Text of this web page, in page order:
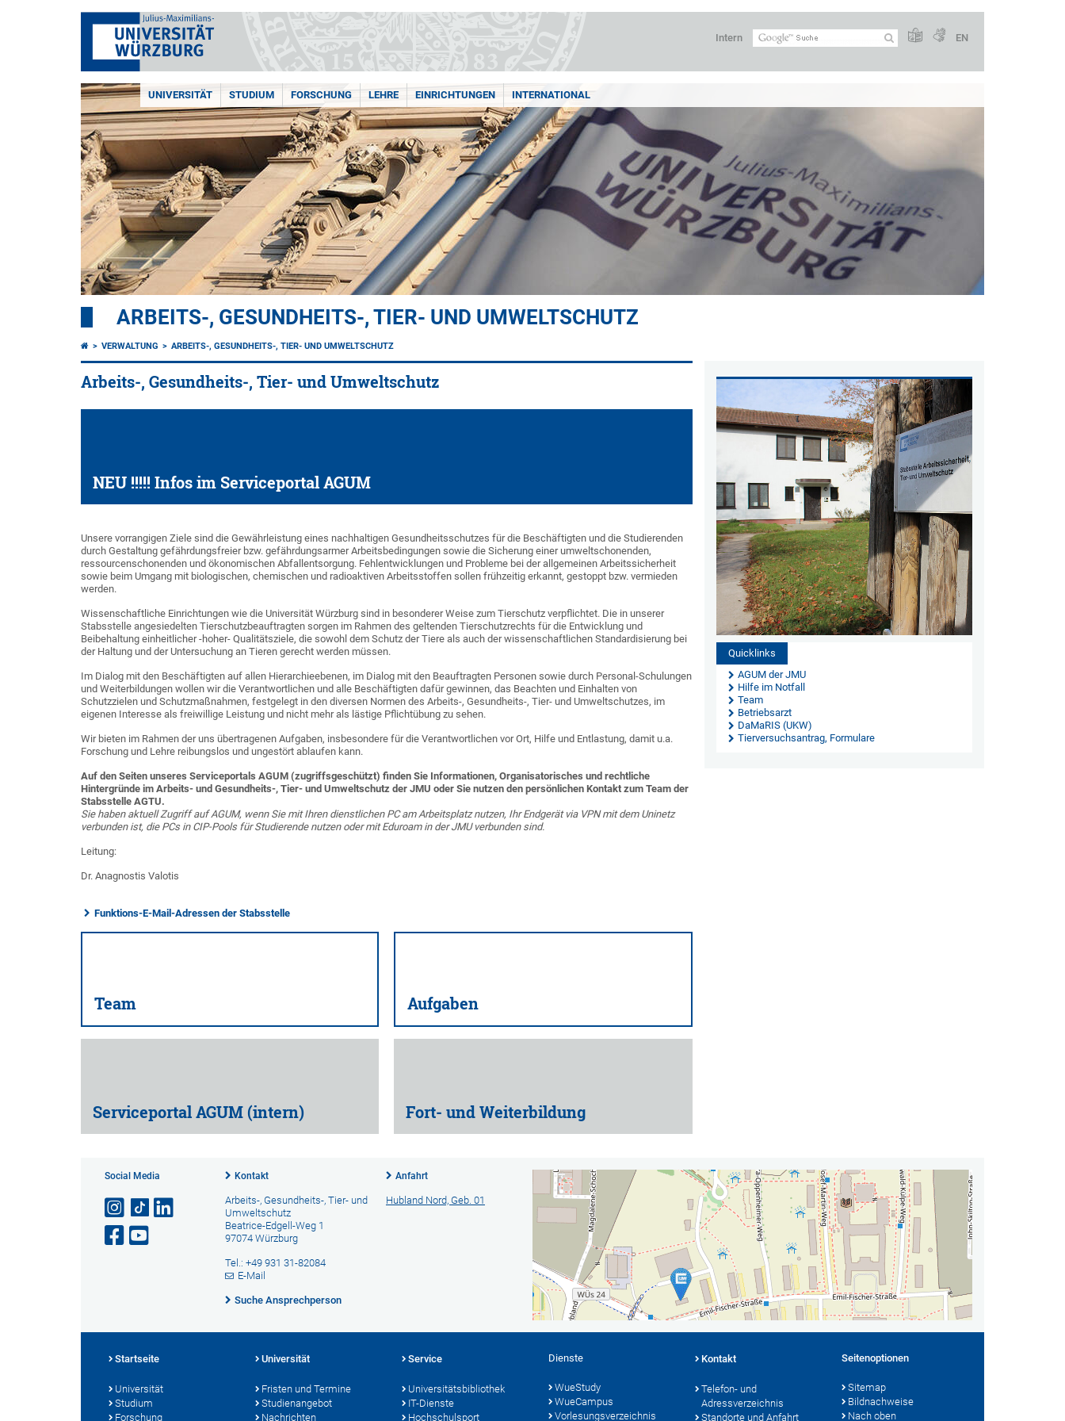
Intern EN
UNIVERSITÄT STUDIUM FORSCHUNG LEHRE EINRICHTUNGEN INTERNATIONAL
ARBEITS-, GESUNDHEITS-, TIER- UND UMWELTSCHUTZ
VERWALTUNG ARBEITS-, GESUNDHEITS-, TIER- UND UMWELTSCHUTZ
Arbeits-, Gesundheits-, Tier- und Umweltschutz
NEU !!!!! Infos im Serviceportal AGUM
Unsere vorrangigen Ziele sind die Gewährleistung eines nachhaltigen Gesundheitsschutzes für die Beschäftigten und die Studierenden
durch Gestaltung gefährdungsfreier bzw. gefährdungsarmer Arbeitsbedingungen sowie die Sicherung einer umweltschonenden,
ressourcenschonenden und ökonomischen Abfallentsorgung. Fehlentwicklungen und Probleme bei der allgemeinen Arbeitssicherheit
sowie beim Umgang mit biologischen, chemischen und radioaktiven Arbeitsstoffen sollen frühzeitig erkannt, gestoppt bzw. vermieden
werden.
Wissenschaftliche Einrichtungen wie die Universität Würzburg sind in besonderer Weise zum Tierschutz verpflichtet. Die in unserer
Stabsstelle angesiedelten Tierschutzbeauftragten sorgen im Rahmen des geltenden Tierschutzrechts für die Entwicklung und
Beibehaltung einheitlicher -hoher- Qualitätsziele, die sowohl dem Schutz der Tiere als auch der wissenschaftlichen Standardisierung bei
der Haltung und der Untersuchung an Tieren gerecht werden müssen.
Im Dialog mit den Beschäftigten auf allen Hierarchieebenen, im Dialog mit den Beauftragten Personen sowie durch Personal-Schulungen
und Weiterbildungen wollen wir die Verantwortlichen und alle Beschäftigten dafür gewinnen, das Beachten und Einhalten von
Schutzzielen und Schutzmaßnahmen, festgelegt in den diversen Normen des Arbeits-, Gesundheits-, Tier- und Umweltschutzes, im
eigenen Interesse als freiwillige Leistung und nicht mehr als lästige Pflichtübung zu sehen.
Wir bieten im Rahmen der uns übertragenen Aufgaben, insbesondere für die Verantwortlichen vor Ort, Hilfe und Entlastung, damit u.a.
Forschung und Lehre reibungslos und ungestört ablaufen kann.
Auf den Seiten unseres Serviceportals AGUM (zugriffsgeschützt) finden Sie Informationen, Organisatorisches und rechtliche
Hintergründe im Arbeits- und Gesundheits-, Tier- und Umweltschutz der JMU oder Sie nutzen den persönlichen Kontakt zum Team der
Stabsstelle AGTU.
Sie haben aktuell Zugriff auf AGUM, wenn Sie mit Ihren dienstlichen PC am Arbeitsplatz nutzen, Ihr Endgerät via VPN mit dem Uninetz
verbunden ist, die PCs in CIP-Pools für Studierende nutzen oder mit Eduroam in der JMU verbunden sind.
Leitung:
Dr. Anagnostis Valotis
Funktions-E-Mail-Adressen der Stabsstelle
Team Aufgaben
Serviceportal AGUM (intern) Fort- und Weiterbildung
Quicklinks
AGUM der JMU
Hilfe im Notfall
Team
Betriebsarzt
DaMaRIS (UKW)
Tierversuchsantrag, Formulare
Social Media Kontakt
Arbeits-, Gesundheits-, Tier- und
Umweltschutz
Beatrice-Edgell-Weg 1
97074 Würzburg
Tel.: +49 931 31-82084
E-Mail
Suche Ansprechperson
Anfahrt
Hubland Nord, Geb. 01
Startseite
Universität
Studium
Forschung
Universität
Fristen und Termine
Studienangebot
Nachrichten
Service
Universitätsbibliothek
IT-Dienste
Hochschulsport
Dienste
WueStudy
WueCampus
Vorlesungsverzeichnis
Kontakt
Telefon- und
Adressverzeichnis
Standorte und Anfahrt
Seitenoptionen
Sitemap
Bildnachweise
Nach oben